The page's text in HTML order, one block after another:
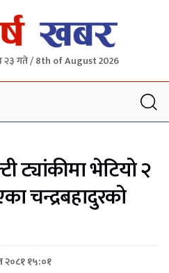
२३ गते / 8th of August 2026
ट्यांकीमा भेटियो २
चन्द्रबहादुरको
२०८१ १५:०१